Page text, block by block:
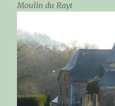
Moulin du Rayt